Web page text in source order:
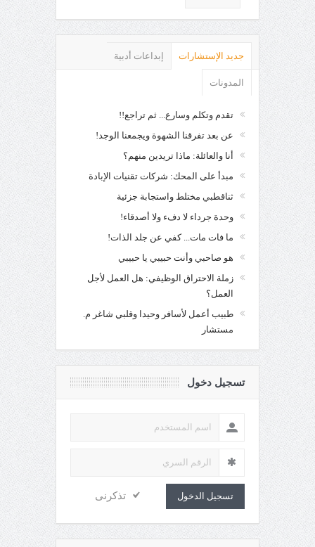
جديد الإستشارات إبداعات أدبية
المدونات
تقدم وتكلم وسارع... ثم تراجع!!
عن بعد تفرقنا الشهوة ويجمعنا الوجد!
أنا والعائلة: ماذا تريدين منهم؟
مبدأ على المحك: شركات تقنيات الإبادة
ثناقطبي مختلط واستجابة جزئية
وحدة جرداء لا دفء ولا أصدقاء!
ما فات مات... كفي عن جلد الذات!
هو صاحبي وأنت حبيبي يا حبيبي
زملة الاحتراق الوظيفي: هل العمل لأجل
العمل؟
طبيب أعمل لأسافر وحيدا وقلبي شاغر م.
مستشار
تسجيل دخول
تسجيل الدخول تذكرنى